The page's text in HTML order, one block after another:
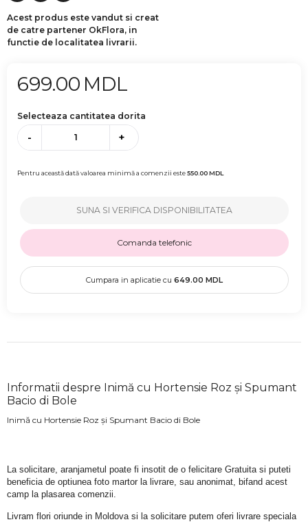
Acest produs este vandut si creat
de catre partener OkFlora, in
functie de localitatea livrarii.
699.00 MDL
Selecteaza cantitatea dorita
- +
Pentru această dată valoarea minimă a comenzii este550.00MDL
SUNA SI VERIFICA DISPONIBILITATEA
Comanda telefonic
Cumpara in aplicatie cu 649.00 MDL
Informatii despre Inimă cu Hortensie Roz și Spumant
Bacio di Bole
Inimă cu Hortensie Roz și Spumant Bacio di Bole
La solicitare, aranjametul poate fi insotit de o felicitare Gratuita si puteti
beneficia de optiunea foto martor la livrare, sau anonimat, bifand acest
camp la plasarea comenzii.
Livram flori oriunde in Moldova si la solicitare putem oferi livrare speciala